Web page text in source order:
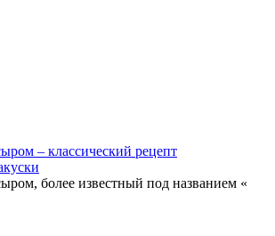
– классический рецепт
более известный под названием «